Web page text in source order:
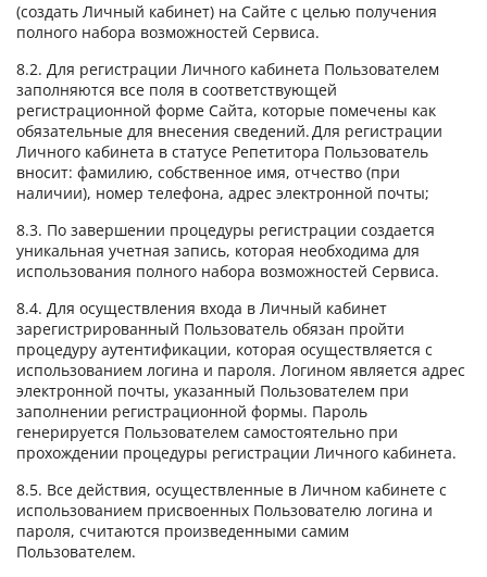
(создать Личный кабинет) на Сайте с целью получения
полного набора возможностей Сервиса.
8.2. Для регистрации Личного кабинета Пользователем
заполняются все поля в соответствующей
регистрационной форме Сайта, которые помечены как
обязательные для внесения сведений. Для регистрации
Личного кабинета в статусе Репетитора Пользователь
вносит: фамилию, собственное имя, отчество (при
наличии), номер телефона, адрес электронной почты;
8.3. По завершении процедуры регистрации создается
уникальная учетная запись, которая необходима для
использования полного набора возможностей Сервиса.
8.4. Для осуществления входа в Личный кабинет
зарегистрированный Пользователь обязан пройти
процедуру аутентификации, которая осуществляется с
использованием логина и пароля. Логином является адрес
электронной почты, указанный Пользователем при
заполнении регистрационной формы. Пароль
генерируется Пользователем самостоятельно при
прохождении процедуры регистрации Личного кабинета.
8.5. Все действия, осуществленные в Личном кабинете с
использованием присвоенных Пользователю логина и
пароля, считаются произведенными самим
Пользователем.